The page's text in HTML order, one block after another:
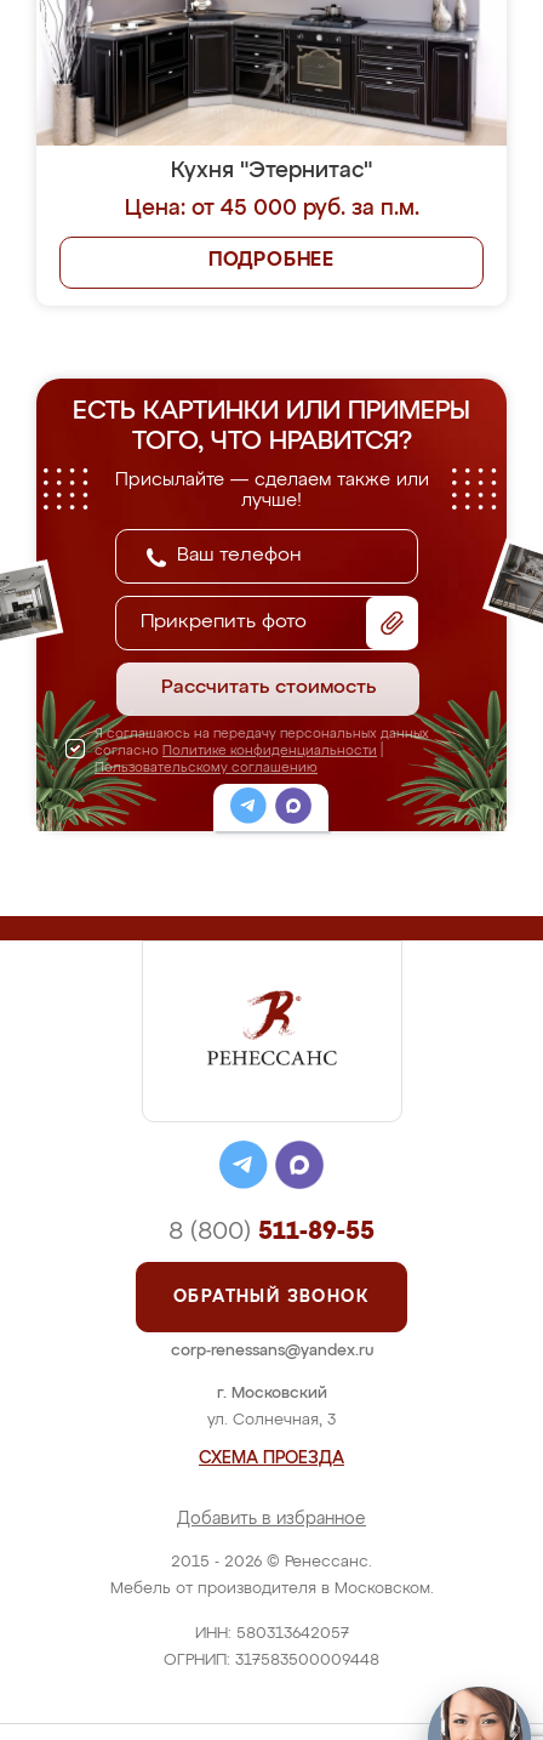
Кухня "Этернитас"
Цена: от 45 000 руб. за п.м.
ПОДРОБНЕЕ
ЕСТЬ КАРТИНКИ ИЛИ ПРИМЕРЫ
ТОГО, ЧТО НРАВИТСЯ?
Присылайте — сделаем также или
лучше!
Прикрепить фото
Рассчитать стоимость
Я соглашаюсь на передачу персональных данных
согласно Политике конфиденциальности
Пользовательскому соглашению
2015 - 2026 © Ренессанс.
Мебель от производителя в Московском.
ИНН: 580313642057
ОГРНИП: 317583500009448
г. Московский
ул. Солнечная, 3
СХЕМА ПРОЕЗДА
Добавить в избранное
8 (800) 511-89-55
ОБРАТНЫЙ ЗВОНОК
corp-renessans@yandex.ru